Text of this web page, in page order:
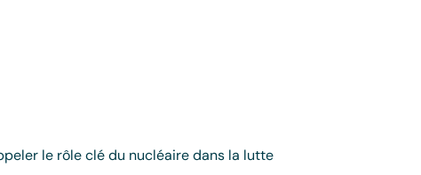
le rôle clé du nucléaire dans la lutte